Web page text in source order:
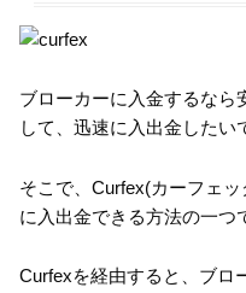
ブローカーに入金するなら
して、迅速に入出金したい
そこで、Curfex(カーフェ
に入出金できる方法の一つ
Curfexを経由すると、ブロ